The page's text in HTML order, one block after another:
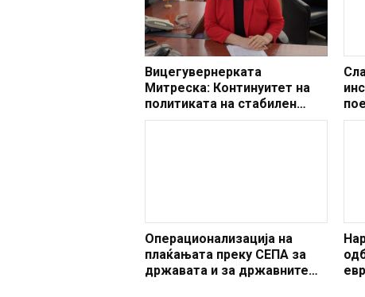
Вицегувернерката
Митреска: Континуитет на
политиката на стабилен
девизен курс и одржување
Операционализација на
плаќањата преку СЕПА за
државата и за државните